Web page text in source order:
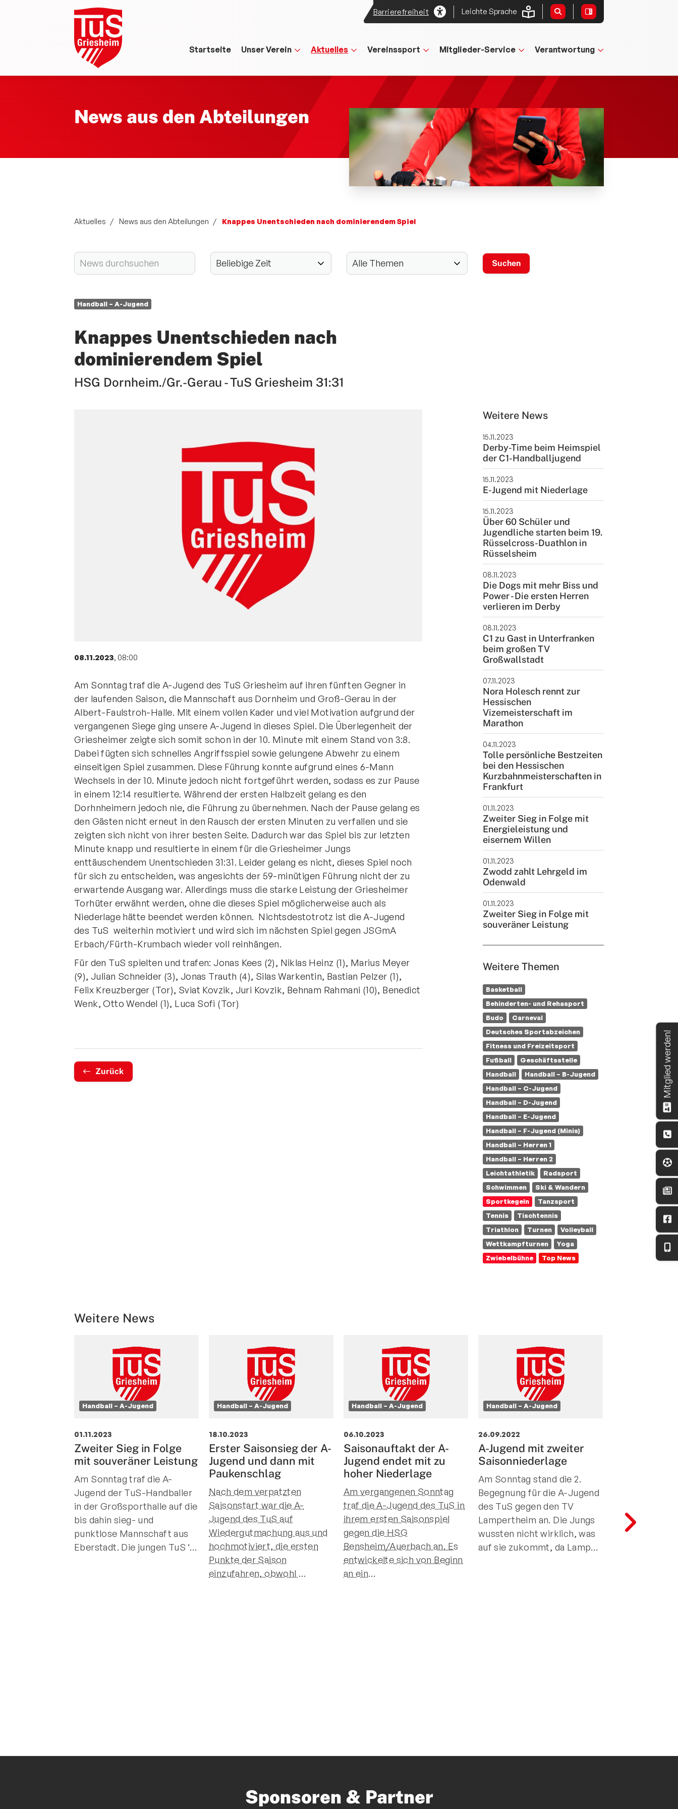
Barrierefreiheit Leichte Sprache
Startseite Unser Verein Aktuelles Vereinssport Mitglieder-Service Verantwortung
News aus den Abteilungen
Aktuelles News aus den Abteilungen Knappes Unentschieden nach dominierendem Spiel
Handball – A-Jugend
Knappes Unentschieden nach
dominierendem Spiel
HSG Dornheim./Gr.-Gerau - TuS Griesheim 31:31
08.11.2023, 08:00
Am Sonntag traf die A-Jugend des TuS Griesheim auf ihren fünften Gegner in
der laufenden Saison, die Mannschaft aus Dornheim und Groß-Gerau in der
Albert-Faulstroh-Halle. Mit einem vollen Kader und viel Motivation aufgrund der
vergangenen Siege ging unsere A-Jugend in dieses Spiel. Die Überlegenheit der
Griesheimer zeigte sich somit schon in der 10. Minute mit einem Stand von 3:8.
Dabei fügten sich schnelles Angriffsspiel sowie gelungene Abwehr zu einem
einseitigen Spiel zusammen. Diese Führung konnte aufgrund eines 6-Mann
Wechsels in der 10. Minute jedoch nicht fortgeführt werden, sodass es zur Pause
in einem 12:14 resultierte. Während der ersten Halbzeit gelang es den
Dorhnheimern jedoch nie, die Führung zu übernehmen. Nach der Pause gelang es
den Gästen nicht erneut in den Rausch der ersten Minuten zu verfallen und sie
zeigten sich nicht von ihrer besten Seite. Dadurch war das Spiel bis zur letzten
Minute knapp und resultierte in einem für die Griesheimer Jungs
enttäuschendem Unentschieden 31:31. Leider gelang es nicht, dieses Spiel noch
für sich zu entscheiden, was angesichts der 59-minütigen Führung nicht der zu
erwartende Ausgang war. Allerdings muss die starke Leistung der Griesheimer
Torhüter erwähnt werden, ohne die dieses Spiel möglicherweise auch als
Niederlage hätte beendet werden können. Nichtsdestotrotz ist die A-Jugend
des TuS weiterhin motiviert und wird sich im nächsten Spiel gegen JSGmA
Erbach/Fürth-Krumbach wieder voll reinhängen.
Für den TuS spielten und trafen: Jonas Kees (2), Niklas Heinz (1), Marius Meyer
(9), Julian Schneider (3), Jonas Trauth (4), Silas Warkentin, Bastian Pelzer (1),
Felix Kreuzberger (Tor), Sviat Kovzik, Juri Kovzik, Behnam Rahmani (10), Benedict
Wenk, Otto Wendel (1), Luca Sofi (Tor)
Zurück
Weitere News
15.11.2023
Derby-Time beim Heimspiel
der C1-Handballjugend
15.11.2023
E-Jugend mit Niederlage
15.11.2023
Über 60 Schüler und
Jugendliche starten beim 19.
Rüsselcross-Duathlon in
Rüsselsheim
08.11.2023
Die Dogs mit mehr Biss und
Power - Die ersten Herren
verlieren im Derby
08.11.2023
C1 zu Gast in Unterfranken
beim großen TV
Großwallstadt
07.11.2023
Nora Holesch rennt zur
Hessischen
Vizemeisterschaft im
Marathon
04.11.2023
Tolle persönliche Bestzeiten
bei den Hessischen
Kurzbahnmeisterschaften in
Frankfurt
01.11.2023
Zweiter Sieg in Folge mit
Energieleistung und
eisernem Willen
01.11.2023
Zwodd zahlt Lehrgeld im
Odenwald
01.11.2023
Zweiter Sieg in Folge mit
souveräner Leistung
Weitere Themen
Basketball
Behinderten- und Rehasport
Budo
Carneval
Deutsches Sportabzeichen
Fitness und Freizeitsport
Fußball
Geschäftsstelle
Handball
Handball – B-Jugend
Handball – C-Jugend
Handball – D-Jugend
Handball – E-Jugend
Handball – F-Jugend (Minis)
Handball – Herren 1
Handball – Herren 2
Leichtathletik
Radsport
Schwimmen
Ski & Wandern
Sportkegeln
Tanzsport
Tennis
Tischtennis
Triathlon
Turnen
Volleyball
Wettkampfturnen
Yoga
Zwiebelbühne
Top News
Weitere News
Handball – A-Jugend
01.11.2023
Zweiter Sieg in Folge
mit souveräner Leistung
Am Sonntag traf die A-
Jugend der TuS-Handballer
in der Großsporthalle auf die
bis dahin sieg- und
punktlose Mannschaft aus
Eberstadt. Die jungen TuS ‘…
Handball – A-Jugend
18.10.2023
Erster Saisonsieg der A-
Jugend und dann mit
Paukenschlag
Nach dem verpatzten
Saisonstart war die A-
Jugend des TuS auf
Wiedergutmachung aus und
hochmotiviert, die ersten
Punkte der Saison
einzufahren, obwohl …
Handball – A-Jugend
06.10.2023
Saisonauftakt der A-
Jugend endet mit zu
hoher Niederlage
Am vergangenen Sonntag
traf die A-Jugend des TuS in
ihrem ersten Saisonspiel
gegen die HSG
Bensheim/Auerbach an. Es
entwickelte sich von Beginn
an ein…
Handball – A-Jugend
26.09.2022
A-Jugend mit zweiter
Saisonniederlage
Am Sonntag stand die 2.
Begegnung für die A-Jugend
des TuS gegen den TV
Lampertheim an. Die Jungs
wussten nicht wirklich, was
auf sie zukommt, da Lamp…
Rüsselsheim
Sponsoren & Partner
Mitglied werden!
Sportangebote finden Mitglieder-Service
Downloads
Alles zur Mitgliedschaft
Fragen & Antworten
Vereinsapp
Vereinsshop
Turn und Sportverein Griesheim
Jahnstraße 20
64347 Griesheim
+49 6155 6 18 19
verwaltung@tusgriesheim.de
Deine Ansprechpartner